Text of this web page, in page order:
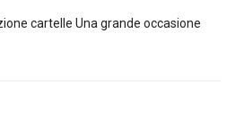
cartelle Una grande occasione